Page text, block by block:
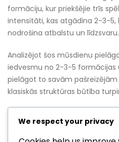
formāciju, kur priekšējie trīs
intensitāti, kas atgādina 2-3-5,
nodrošina atbalstu un līdzsvaru.
Analizējot šos mūsdienu
iedvesmu no 2-3-5 formācijas
pielāgot to savām
klasiskās struktūras būtība
Salīdzinājums ar
We respect your privacy